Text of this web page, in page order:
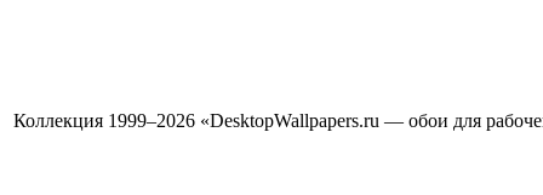
Коллекция 1999–2026 «DesktopWallpapers.ru — обои для